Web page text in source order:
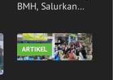
BMH, Salurkan
kepada Santri
Binaan
ARTIKEL